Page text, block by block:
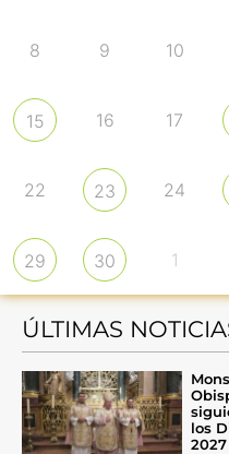
8 9 10
15 16 17
22 23 24
29 30 1
ÚLTIMAS
los
2027